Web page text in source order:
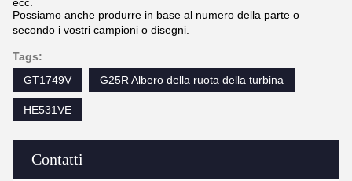
Contatti
Possiamo anche produrre in base al numero della parte o
secondo i vostri campioni o disegni.
Tags:
GT1749V
G25R Albero della ruota della turbina
HE531VE